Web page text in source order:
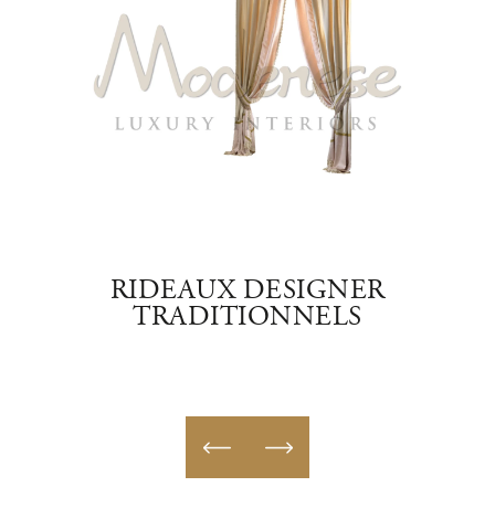
RIDEAUX DESIGNER
TRADITIONNELS